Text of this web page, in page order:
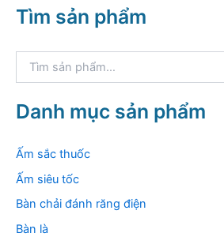
Tìm sản phẩm
k
i
m
Danh mục sản phẩm
Ấm sắc thuốc
Ấm siêu tốc
Bàn chải đánh răng điện
Bàn là